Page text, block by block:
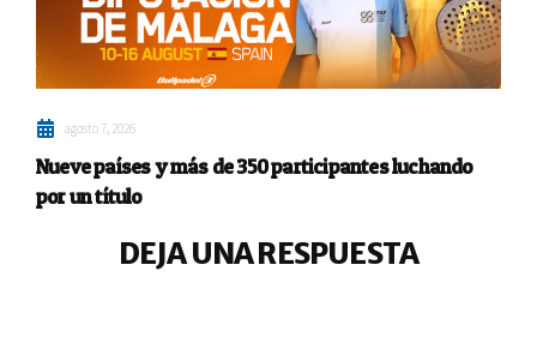
agosto 7, 2026
Nueve países y más de 350 participantes luchando
por un título
DEJA UNA RESPUESTA